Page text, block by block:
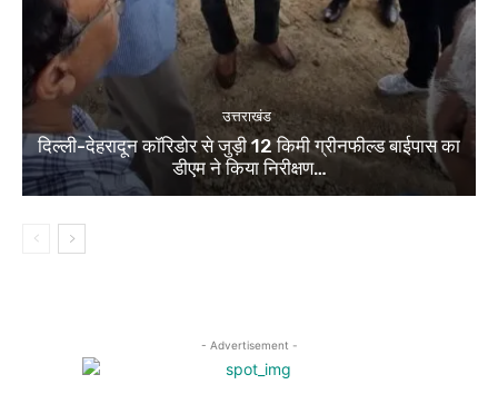
उत्तराखंड
दिल्ली-देहरादून कॉरिडोर से जुड़ी 12 किमी ग्रीनफील्ड बाईपास का
डीएम ने किया निरीक्षण…
- Advertisement -